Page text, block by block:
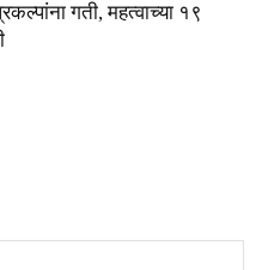
गती, महत्वाच्या १९